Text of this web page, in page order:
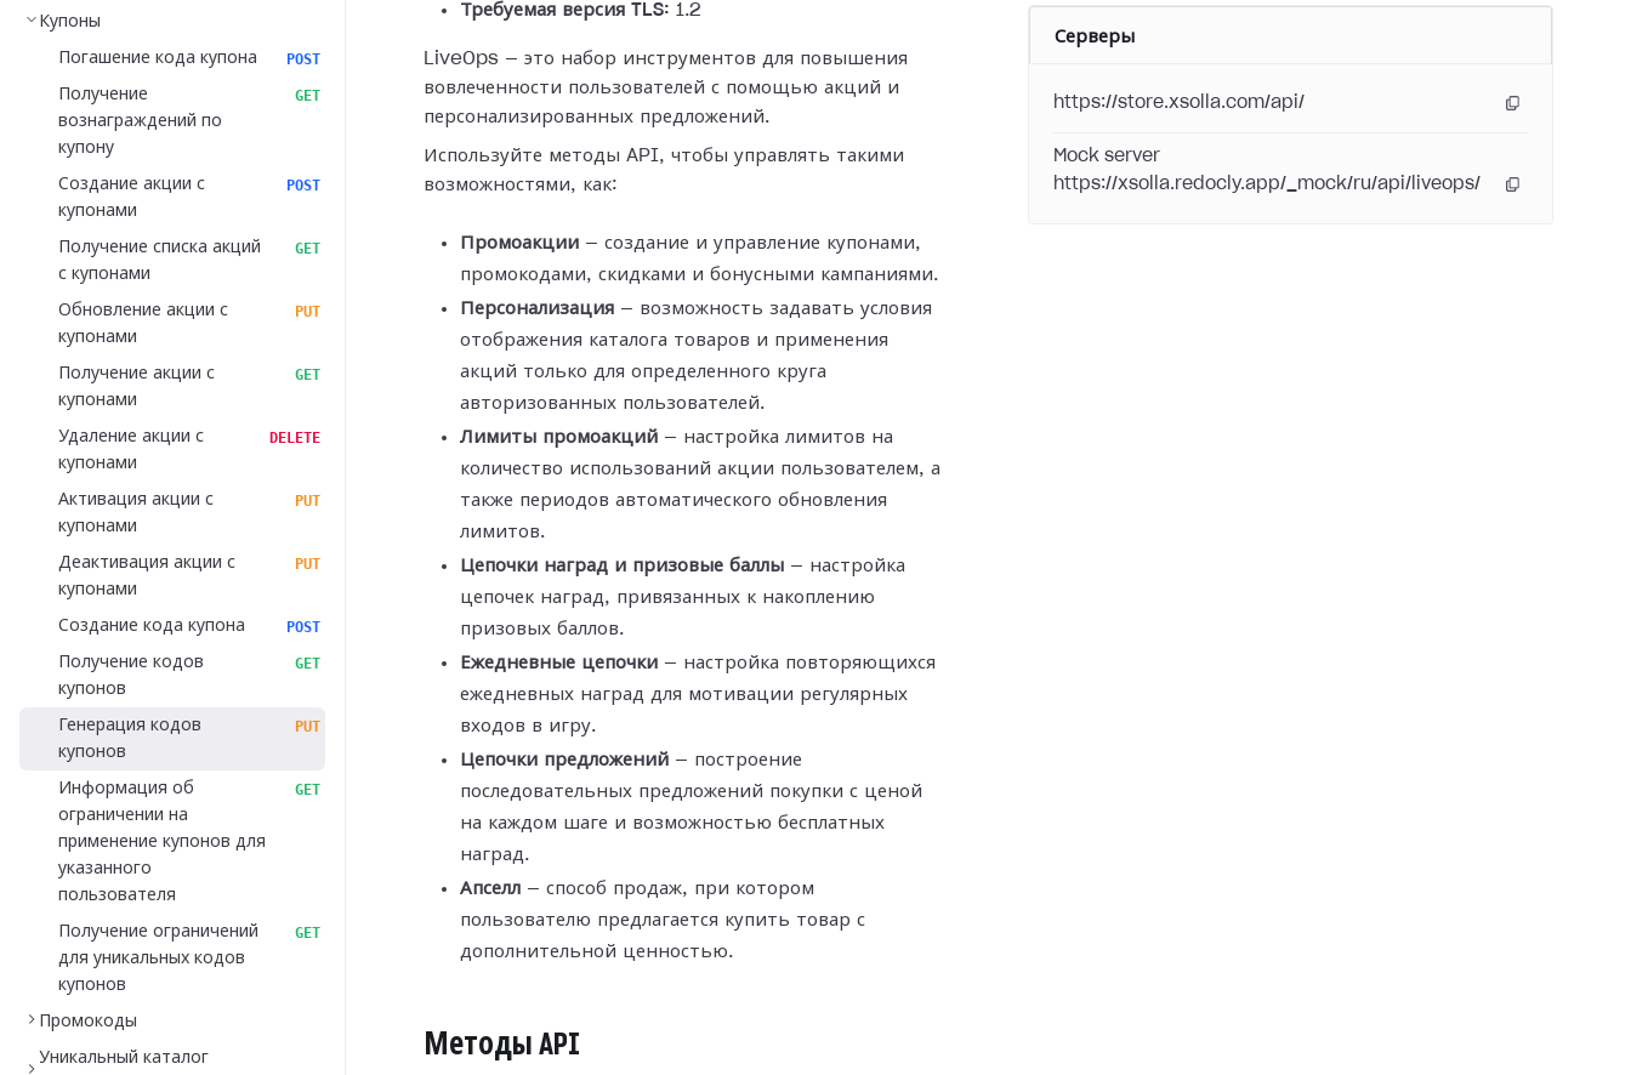
Купоны
Погашение кода купона POST
Получение
вознаграждений по
купону
GET
Создание акции с
купонами
POST
Получение списка акций
с купонами
GET
Обновление акции с
купонами
PUT
Получение акции с
купонами
GET
Удаление акции с
купонами
DELETE
Активация акции с
купонами
PUT
Деактивация акции с
купонами
PUT
Создание кода купона POST
Получение кодов
купонов
GET
Генерация кодов
купонов
PUT
Информация об
ограничении на
применение купонов для
указанного
пользователя
GET
Получение ограничений
для уникальных кодов
купонов
GET
Промокоды
Уникальный каталог
Требуемая версия TLS: 1.2
LiveOps — это набор инструментов для повышения
вовлеченности пользователей с помощью акций и
персонализированных предложений.
Используйте методы API, чтобы управлять такими
возможностями, как:
Промоакции — создание и управление купонами,
промокодами, скидками и бонусными кампаниями.
Персонализация — возможность задавать условия
отображения каталога товаров и применения
акций только для определенного круга
авторизованных пользователей.
Лимиты промоакций — настройка лимитов на
количество использований акции пользователем, а
также периодов автоматического обновления
лимитов.
Цепочки наград и призовые баллы — настройка
цепочек наград, привязанных к накоплению
призовых баллов.
Ежедневные цепочки — настройка повторяющихся
ежедневных наград для мотивации регулярных
входов в игру.
Цепочки предложений — построение
последовательных предложений покупки с ценой
на каждом шаге и возможностью бесплатных
наград.
Апселл — способ продаж, при котором
пользователю предлагается купить товар с
дополнительной ценностью.
Методы API
Серверы
https://store.xsolla.com/api/
Mock server
https://xsolla.redocly.app/_mock/ru/api/liveops/